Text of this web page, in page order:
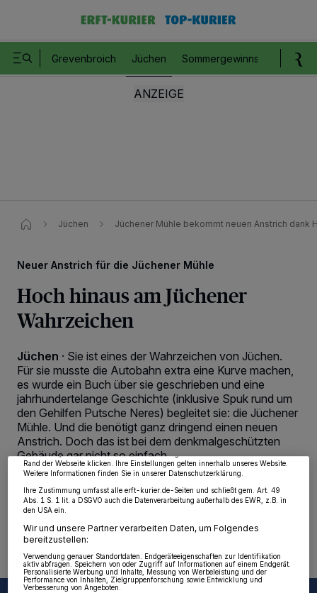
Grevenbroich Jüchen Sommergewinnspiel
Jüchen Jüchener Mühle bekommt neuen Anstrich dank
Neuer Anstrich für die Jüchener Mühle
Hoch hinaus am Jüchener
Wahrzeichen
Jüchen · Sie ist eines der Wahrzeichen von Jüchen.
Für sie musste die Autobahn extra eine Kurve machen,
es wurde ein Buch über sie geschrieben und eine
jahrhundertelange Geschichte (inklusive Spuk rund um
den Gehilfen Putsche Neres) begleitet sie: die Jüchener
Mühle. Und die benötigt ganz dringend einen neuen
Anstrich. Doch das ist bei dem denkmalgeschützten
Gebäude gar nicht so einfach.
05.09.2022 , 09:29 Uhr
Wir und unsere218-Partner speichern und greifen auf personenbezogene Daten
wie Browserdaten oder eindeutige Kennungen auf Ihrem Gerät zu. Durch Auswahl
von OK aktivieren Sie Tracking-Technologien für die unter „Wir und unsere
Partner verarbeiten Daten, um Ihnen Dienste bereitzustellen“ aufgeführten
Zwecke. Wenn Tracker deaktiviert sind, sind manche Inhalte und Anzeigen
möglicherweise nicht mehr so relevant für Sie. Sie können dieses Menü jederzeit
wieder aufrufen, um Ihre Einstellungen zu ändern oder Ihre Einwilligung zu
widerrufen, indem Sie auf den Link Einstellungen oder Ablehnen am unteren
Rand der Webseite klicken. Ihre Einstellungen gelten innerhalb unseres Website.
Weitere Informationen finden Sie in unserer Datenschutzerklärung.
Ihre Zustimmung umfasst alle erft-kurier.de-Seiten und schließt gem. Art. 49
Abs. 1 S. 1 lit. a DSGVO auch die Datenverarbeitung außerhalb des EWR, z.B. in
den USA ein.
Wir und unsere Partner verarbeiten Daten, um Folgendes
bereitzustellen:
Verwendung genauer Standortdaten. Endgeräteeigenschaften zur Identifikation
aktiv abfragen. Speichern von oder Zugriff auf Informationen auf einem Endgerät.
Personalisierte Werbung und Inhalte, Messung von Werbeleistung und der
Performance von Inhalten, Zielgruppenforschung sowie Entwicklung und
Verbesserung von Angeboten.